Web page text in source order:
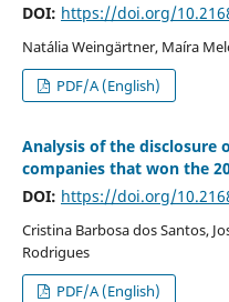
DOI: https://doi.org/
Natália Weingärtner, Maíra
PDF/A (English)
Analysis of the disclosure
companies that won the
DOI: https://doi.org/
Cristina Barbosa dos Santos,
Rodrigues
PDF/A (English)